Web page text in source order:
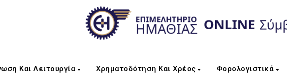
Και Λειτουργία Χρηματοδότηση Και Χρέος Φορολογιστικά